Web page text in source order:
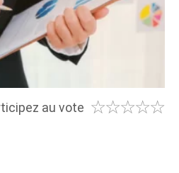
au vote ☆☆☆☆☆
★★★★★